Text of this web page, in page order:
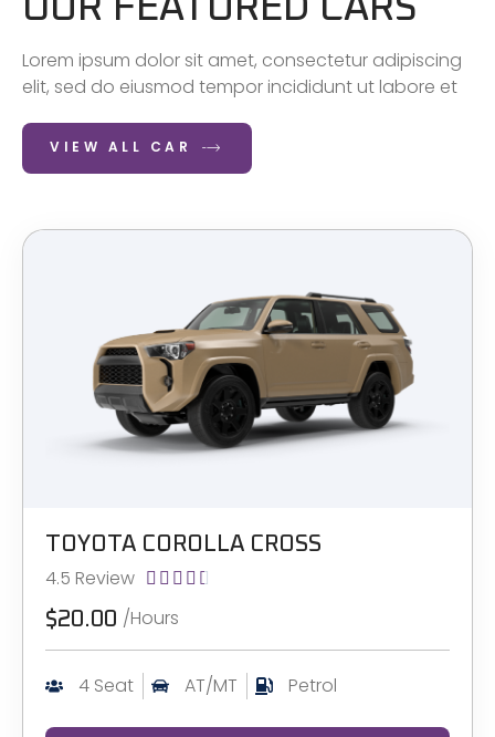
OUR FEATURED CARS
Lorem ipsum dolor sit amet, consectetur adipiscing
elit, sed do eiusmod tempor incididunt ut labore et
VIEW ALL CAR
TOYOTA COROLLA CROSS
4.5 Review     
$20.00 /Hours
4 Seat AT/MT Petrol